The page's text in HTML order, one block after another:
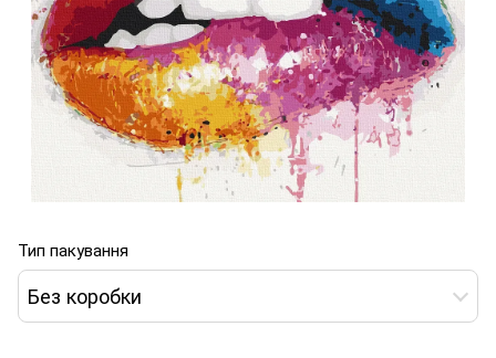
Тип пакування
Без коробки